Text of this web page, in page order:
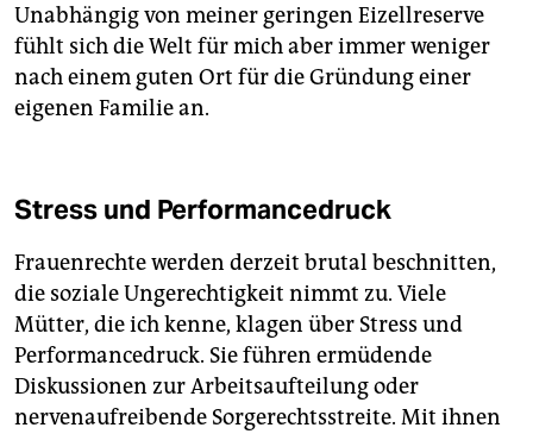
Unabhängig von meiner geringen Eizellreserve
fühlt sich die Welt für mich aber immer weniger
nach einem guten Ort für die Gründung einer
eigenen Familie an.
Stress und Performancedruck
Frauenrechte werden derzeit brutal beschnitten,
die soziale Ungerechtigkeit nimmt zu. Viele
Mütter, die ich kenne, klagen über Stress und
Performancedruck. Sie führen ermüdende
Diskussionen zur Arbeitsaufteilung oder
nervenaufreibende Sorgerechtsstreite. Mit ihnen